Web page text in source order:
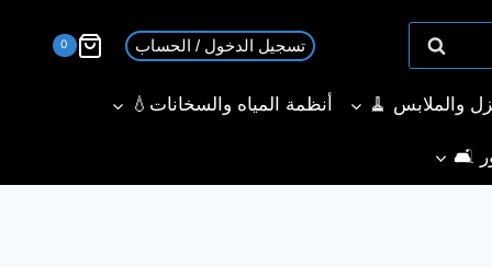
تسجيل الدخول / الحساب 0
والملابس 🧹 أنظمة المياه والسخانات💧
🛋️
باناسونيك
TK-